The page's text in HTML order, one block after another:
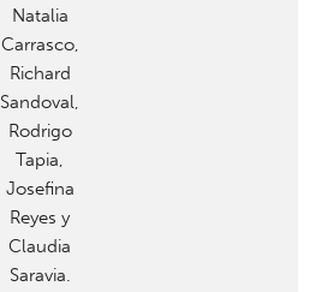
Natalia
Carrasco,
Richard
Sandoval,
Rodrigo
Tapia,
Josefina
Reyes y
Claudia
Saravia.